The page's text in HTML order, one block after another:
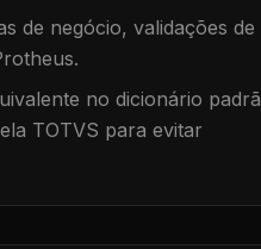
de negócio, validações de
no dicionário
TOTVS para evitar